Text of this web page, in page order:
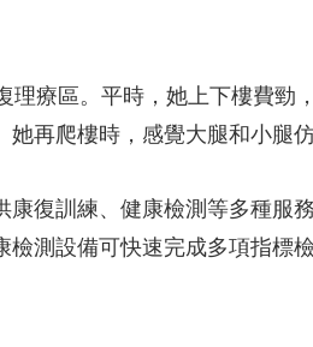
區。平時，她上下樓費勁
再爬樓時，感覺大腿和小腿
訓練、健康檢測等多種服務
測設備可快速完成多項指標檢